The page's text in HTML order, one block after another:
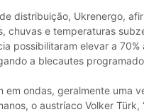
distribuição, Ukrenergo,
chuvas e temperaturas
possibilitaram elevar a
a blecautes
em ondas, geralmente uma
o austríaco Volker